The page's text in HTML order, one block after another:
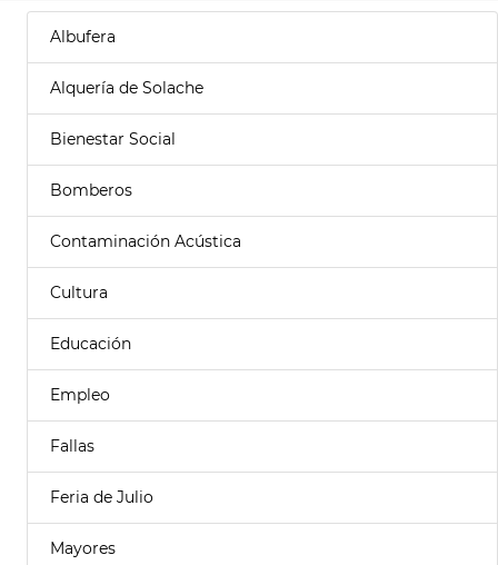
Albufera
Alquería de Solache
Bienestar Social
Bomberos
Contaminación Acústica
Cultura
Educación
Empleo
Fallas
Feria de Julio
Mayores